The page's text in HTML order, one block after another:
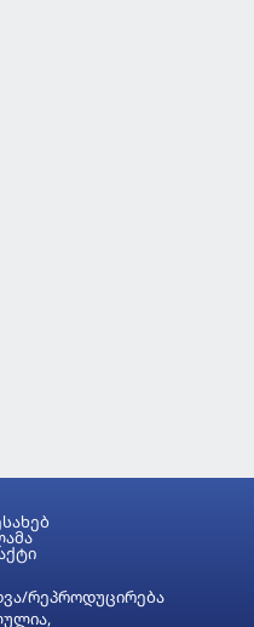
რეპროდუცირება